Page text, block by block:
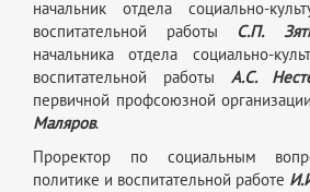
начальник отдела социально-
воспитательной работы
С.П.
начальника отдела социально-
воспитательной работы А.С.
первичной профсоюзной
Маляров.
Проректор по социальным
политике и воспитательной работе